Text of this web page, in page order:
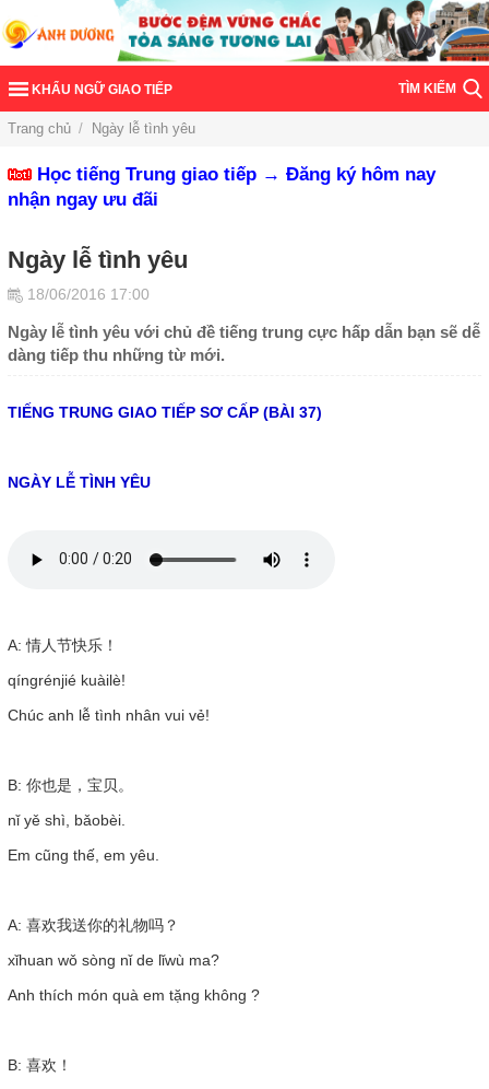
KHẨU NGỮ GIAO TIẾP TÌM KIẾM
Trang chủ / Ngày lễ tình yêu
Học tiếng Trung giao tiếp → Đăng ký hôm nay
nhận ngay ưu đãi
Ngày lễ tình yêu
18/06/2016 17:00
Ngày lễ tình yêu với chủ đề tiếng trung cực hấp dẫn bạn sẽ dễ
dàng tiếp thu những từ mới.
TIẾNG TRUNG GIAO TIẾP SƠ CẤP (BÀI 37)
NGÀY LỄ TÌNH YÊU
A: 情人节快乐！
qíngrénjié kuàilè!
Chúc anh lễ tình nhân vui vẻ!
B: 你也是，宝贝。
nǐ yě shì, bǎobèi.
Em cũng thế, em yêu.
A: 喜欢我送你的礼物吗？
xǐhuan wǒ sòng nǐ de lǐwù ma?
Anh thích món quà em tặng không ?
B: 喜欢！